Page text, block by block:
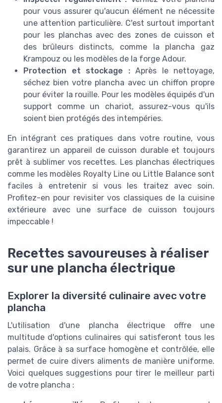
pour vous assurer qu'aucun élément ne nécessite
une attention particulière. C'est surtout important
pour les planchas avec des zones de cuisson et
des brûleurs distincts, comme la plancha gaz
Krampouz ou les modèles de la forge Adour.
Protection et stockage :Après le nettoyage,
séchez bien votre plancha avec un chiffon propre
pour éviter la rouille. Pour les modèles équipés d'un
support comme un chariot, assurez-vous qu'ils
soient bien protégés des intempéries.
En intégrant ces pratiques dans votre routine, vous
garantirez un appareil de cuisson durable et toujours
prêt à sublimer vos recettes. Les planchas électriques
comme les modèles Royalty Line ou Little Balance sont
faciles à entretenir si vous les traitez avec soin.
Profitez-en pour revisiter vos classiques de la cuisine
extérieure avec une surface de cuisson toujours
impeccable !
Recettes savoureuses à réaliser
sur une plancha électrique
Explorer la diversité culinaire avec votre
plancha
L'utilisation d'une plancha électrique offre une
multitude d'options culinaires qui satisferont tous les
palais. Grâce à sa surface homogène et contrôlée, elle
permet de cuire divers aliments de manière uniforme.
Voici quelques suggestions pour tirer le meilleur parti
de votre plancha :